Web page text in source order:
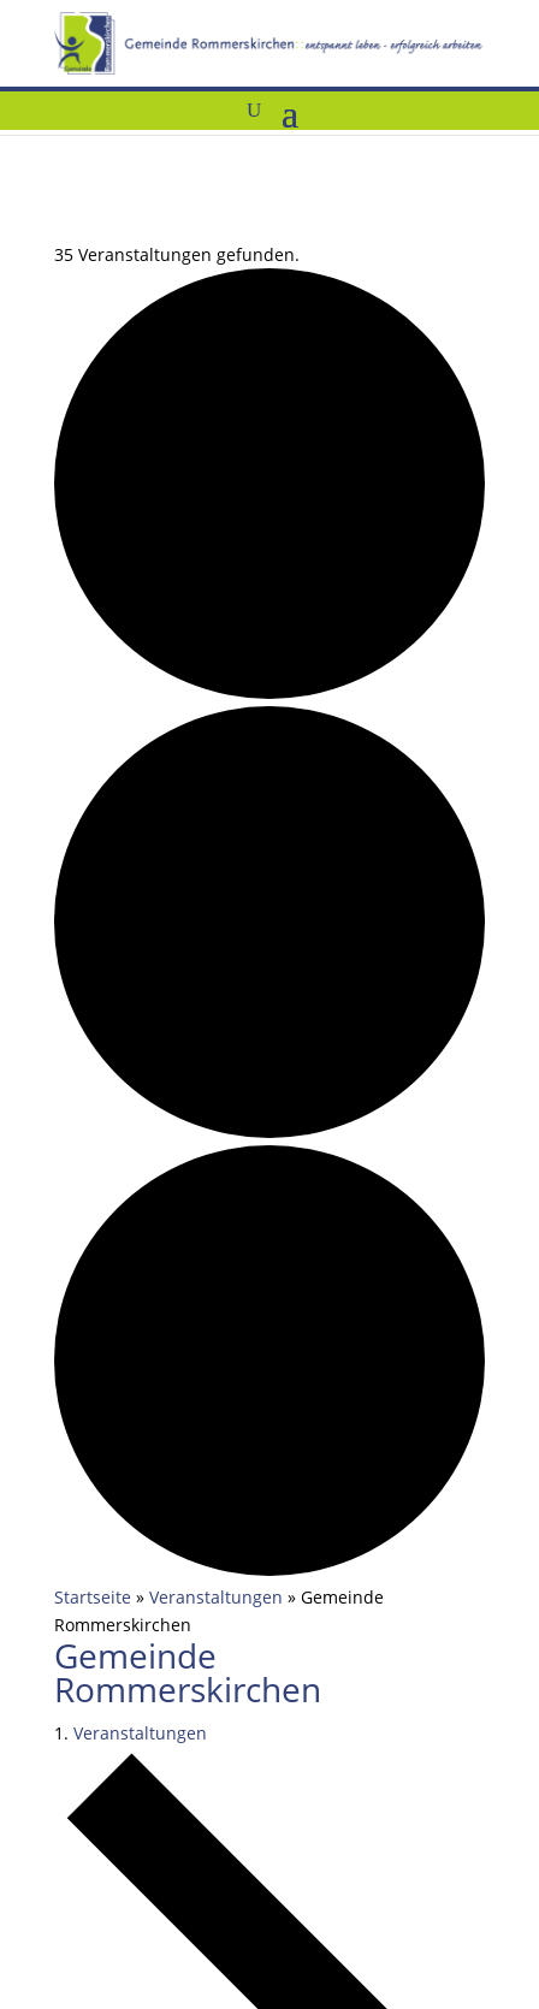
35 Veranstaltungen gefunden.
Startseite » Veranstaltungen » Gemeinde
Rommerskirchen
Gemeinde
Rommerskirchen
Veranstaltungen